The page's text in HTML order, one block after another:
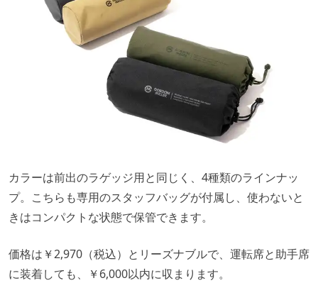
カラーは前出のラゲッジ用と同じく、4種類のラインナッ
プ。こちらも専用のスタッフバッグが付属し、使わないと
きはコンパクトな状態で保管できます。
価格は￥2,970（税込）とリーズナブルで、運転席と助手席
に装着しても、￥6,000以内に収まります。